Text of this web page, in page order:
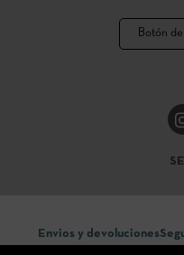
Botón
Envios y devoluciones